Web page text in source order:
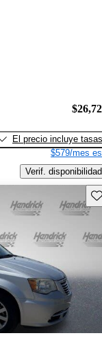
El precio incluye tasas
$579/mes
Verif. disponibilidad